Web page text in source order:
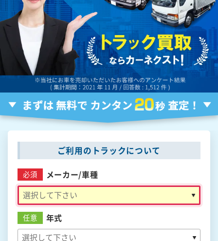
ご利用のトラックについて
必須 メーカー/車種
任意 年式